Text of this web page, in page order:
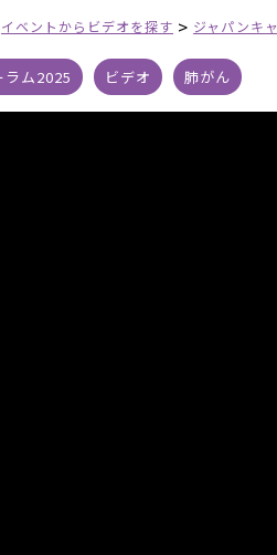
イベントからビデオを探す > ジャパンキ
ラム2025 ビデオ 肺がん